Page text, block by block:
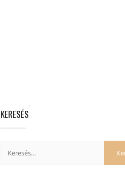
KERESÉS